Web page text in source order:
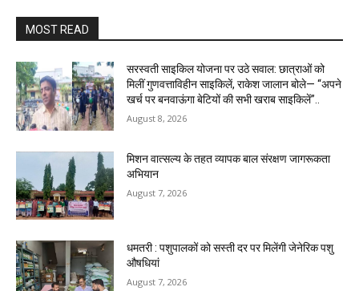
MOST READ
सरस्वती साइकिल योजना पर उठे सवाल: छात्राओं को
मिलीं गुणवत्ताविहीन साइकिलें, राकेश जालान बोले— “अपने
खर्च पर बनवाऊंगा बेटियों की सभी खराब साइकिलें”..
August 8, 2026
मिशन वात्सल्य के तहत व्यापक बाल संरक्षण जागरूकता
अभियान
August 7, 2026
धमतरी : पशुपालकों को सस्ती दर पर मिलेंगी जेनेरिक पशु
औषधियां
August 7, 2026